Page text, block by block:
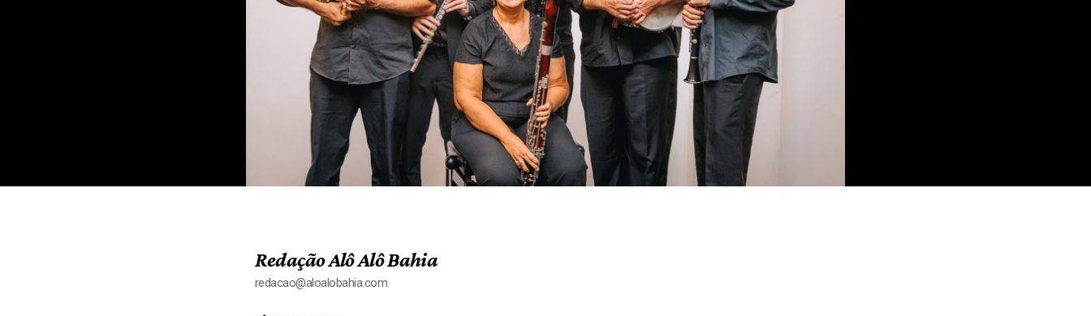
Redação Alô Alô Bahia
redacao@aloalobahia.com